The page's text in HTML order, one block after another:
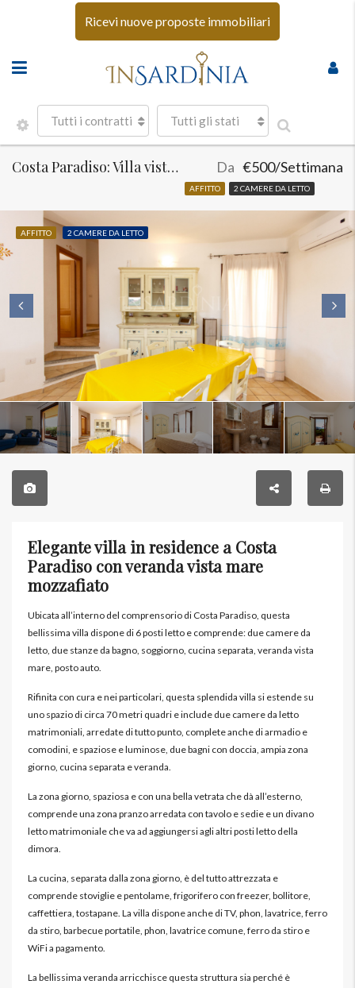
Ricevi nuove proposte immobiliari
Tutti i contratti Tutti gli stati
Costa Paradiso: Villa vista mare
AFFITTO 2 CAMERE DA LETTO
Da €500/Settimana
AFFITTO 2 CAMERE DA LETTO
Elegante villa in residence a Costa
Paradiso con veranda vista mare
mozzafiato
Ubicata all’interno del comprensorio di Costa Paradiso, questa
bellissima villa dispone di 6 posti letto e comprende: due camere da
letto, due stanze da bagno, soggiorno, cucina separata, veranda vista
mare, posto auto.
Rifinita con cura e nei particolari, questa splendida villa si estende su
uno spazio di circa 70 metri quadri e include due camere da letto
matrimoniali, arredate di tutto punto, complete anche di armadio e
comodini, e spaziose e luminose, due bagni con doccia, ampia zona
giorno, cucina separata e veranda.
La zona giorno, spaziosa e con una bella vetrata che dà all’esterno,
comprende una zona pranzo arredata con tavolo e sedie e un divano
letto matrimoniale che va ad aggiungersi agli altri posti letto della
dimora.
La cucina, separata dalla zona giorno, è del tutto attrezzata e
comprende stoviglie e pentolame, frigorifero con freezer, bollitore,
caffettiera, tostapane. La villa dispone anche di TV, phon, lavatrice, ferro
da stiro, barbecue portatile, phon, lavatrice comune, ferro da stiro e
WiFi a pagamento.
La bellissima veranda arricchisce questa struttura sia perché è